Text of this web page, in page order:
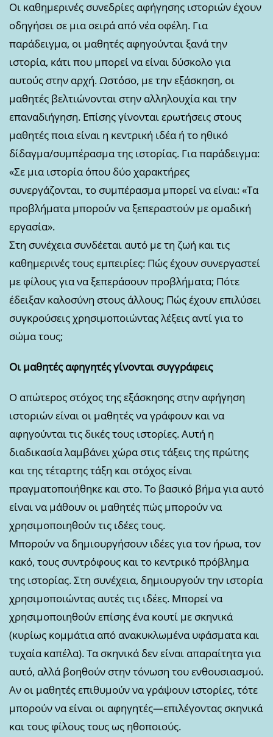
Οι καθημερινές συνεδρίες αφήγησης ιστοριών έχουν
οδηγήσει σε μια σειρά από νέα οφέλη. Για
παράδειγμα, οι μαθητές αφηγούνται ξανά την
ιστορία, κάτι που μπορεί να είναι δύσκολο για
αυτούς στην αρχή. Ωστόσο, με την εξάσκηση, οι
μαθητές βελτιώνονται στην αλληλουχία και την
επαναδιήγηση. Επίσης γίνονται ερωτήσεις στους
μαθητές ποια είναι η κεντρική ιδέα ή το ηθικό
δίδαγμα/συμπέρασμα της ιστορίας. Για παράδειγμα:
«Σε μια ιστορία όπου δύο χαρακτήρες
συνεργάζονται, το συμπέρασμα μπορεί να είναι: «Τα
προβλήματα μπορούν να ξεπεραστούν με ομαδική
εργασία».
Στη συνέχεια συνδέεται αυτό με τη ζωή και τις
καθημερινές τους εμπειρίες: Πώς έχουν συνεργαστεί
με φίλους για να ξεπεράσουν προβλήματα; Πότε
έδειξαν καλοσύνη στους άλλους; Πώς έχουν επιλύσει
συγκρούσεις χρησιμοποιώντας λέξεις αντί για το
σώμα τους;
Οι μαθητές αφηγητές γίνονται συγγράφεις
Ο απώτερος στόχος της εξάσκησης στην αφήγηση
ιστοριών είναι οι μαθητές να γράφουν και να
αφηγούνται τις δικές τους ιστορίες. Αυτή η
διαδικασία λαμβάνει χώρα στις τάξεις της πρώτης
και της τέταρτης τάξη και στόχος είναι
πραγματοποιήθηκε και στο. Το βασικό βήμα για αυτό
είναι να μάθουν οι μαθητές πώς μπορούν να
χρησιμοποιηθούν τις ιδέες τους.
Μπορούν να δημιουργήσουν ιδέες για τον ήρωα, τον
κακό, τους συντρόφους και το κεντρικό πρόβλημα
της ιστορίας. Στη συνέχεια, δημιουργούν την ιστορία
χρησιμοποιώντας αυτές τις ιδέες. Μπορεί να
χρησιμοποιηθούν επίσης ένα κουτί με σκηνικά
(κυρίως κομμάτια από ανακυκλωμένα υφάσματα και
τυχαία καπέλα). Τα σκηνικά δεν είναι απαραίτητα για
αυτό, αλλά βοηθούν στην τόνωση του ενθουσιασμού.
Αν οι μαθητές επιθυμούν να γράψουν ιστορίες, τότε
μπορούν να είναι οι αφηγητές—επιλέγοντας σκηνικά
και τους φίλους τους ως ηθοποιούς.